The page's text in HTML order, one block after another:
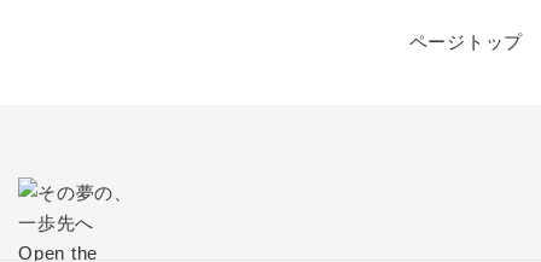
ページトップ